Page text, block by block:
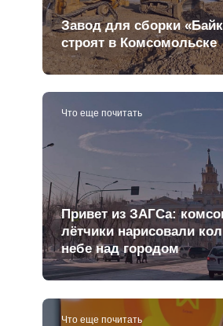
Завод для сборки
строят в Комсомольске
Что еще почитать
Привет из ЗАГСа:
лётчики нарисовали
небе над городом
Что еще почитать